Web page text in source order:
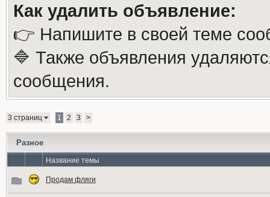
Как удалить объявление:
👉 Напишите в своей теме
🔷 Также объявления
сообщения.
3 страниц 1 2 3 >
Разное
Название темы
Продам фляги